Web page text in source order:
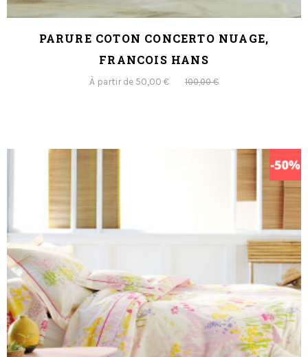
PARURE COTON CONCERTO NUAGE,
FRANCOIS HANS
À partir de 50,00 € 100,00 €